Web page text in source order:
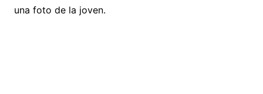
una foto de la joven.